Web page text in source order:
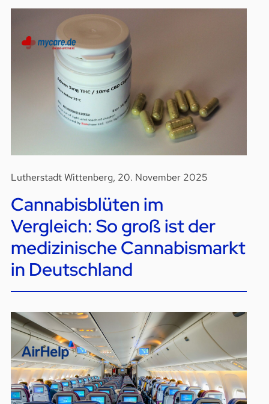
Lutherstadt Wittenberg, 20. November 2025
Cannabisblüten im
Vergleich: So groß ist der
medizinische Cannabismarkt
in Deutschland